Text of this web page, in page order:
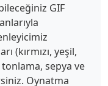
GIF
(kırmızı, yeşil,
sepya ve
Oynatma